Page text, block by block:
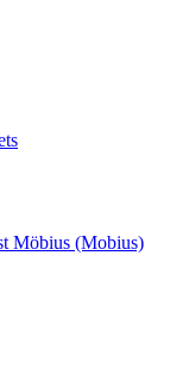
Möbius (Mobius)